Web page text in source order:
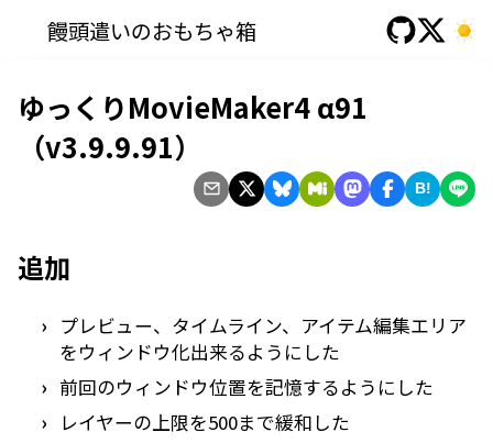
饅頭遣いのおもちゃ箱
ゆっくりMovieMaker4 α91
（v3.9.9.91）
B!
追加
プレビュー、タイムライン、アイテム編集エリア
をウィンドウ化出来るようにした
前回のウィンドウ位置を記憶するようにした
レイヤーの上限を500まで緩和した